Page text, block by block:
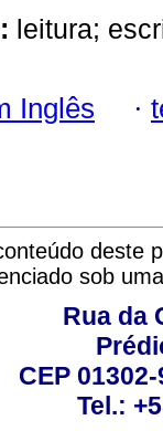
leitura;
Inglês ·
deste
sob
Rua da
CEP
Tel.: